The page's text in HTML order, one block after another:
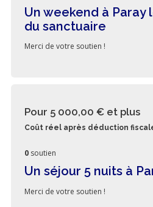
Un weekend à Paray
du sanctuaire
Merci de votre soutien !
Pour 5 000,00 € et plus
Coût réel après déduction
0 soutien
Un séjour 5 nuits à
Merci de votre soutien !